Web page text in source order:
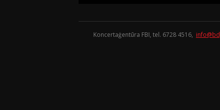
Koncertaģentūra FBI, tel. 6728 4516,